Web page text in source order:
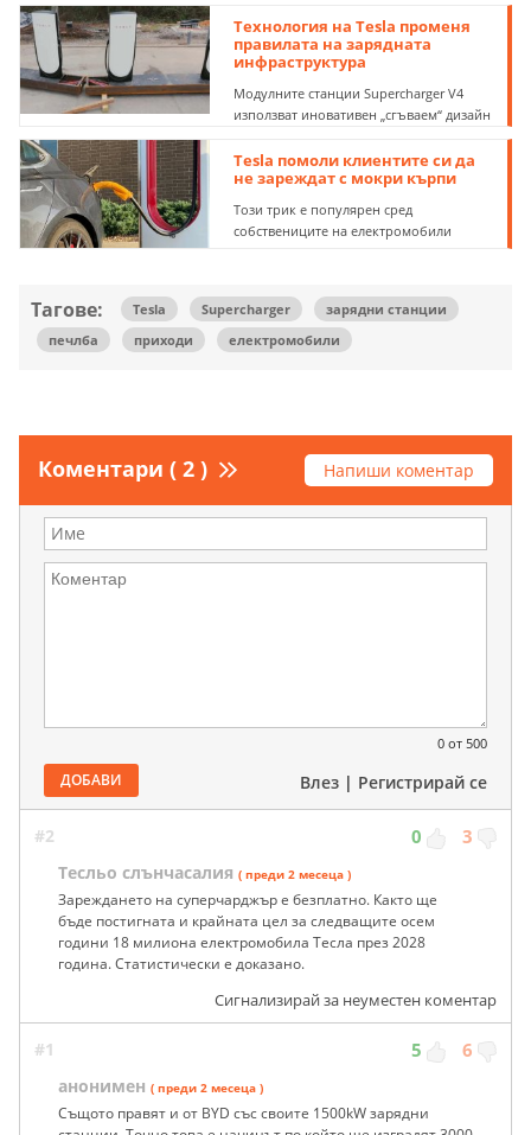
Технология на Tesla променя
правилата на зарядната
инфраструктура
Модулните станции Supercharger V4
използват иновативен „сгъваем“ дизайн
Tesla помоли клиентите си да
не зареждат с мокри кърпи
Този трик е популярен сред
собствениците на електромобили
Тагове: Tesla Supercharger
зарядни станции
печлба
приходи електромобили
Коментари ( 2 ) Напиши коментар
0 от 500
ДОБАВИ Влез | Регистрирай се
#2 0 3
Тесльо слънчасалия ( преди 2 месеца )
Зареждането на суперчарджър е безплатно. Както ще
бъде постигната и крайната цел за следващите осем
години 18 милиона електромобила Тесла през 2028
година. Статистически е доказано.
Сигнализирай за неуместен коментар
#1 5 6
анонимен ( преди 2 месеца )
Същото правят и от BYD със своите 1500kW зарядни